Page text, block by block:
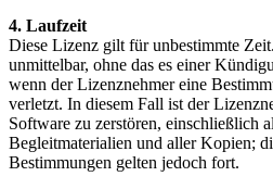
4. Laufzeit
Diese Lizenz gilt für unbestimmte
unmittelbar, ohne das es einer
wenn der Lizenznehmer eine
verletzt. In diesem Fall ist der
Software zu zerstören, einschließlich
Begleitmaterialien und aller Kopien;
Bestimmungen gelten jedoch fort.